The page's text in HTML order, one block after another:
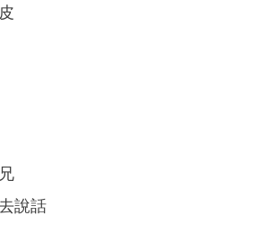
說話